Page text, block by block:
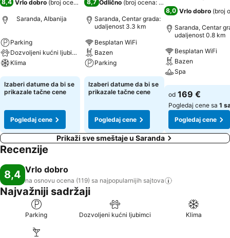
8,4 Vrlo dobro (broj ocena: 119)
Saranda, Albanija
Parking
Dozvoljeni kućni ljubimci
Klima
Pogledaj cene
Izaberi datume da bi se
prikazale tačne cene
Pogledaj cene
8,7 Odlično (broj ocena: 979
Saranda, Centar grada:
udaljenost 3.3 km
Besplatan WiFi
Bazen
Parking
Pogledaj cene
Izaberi datume da bi se
prikazale tačne cene
Pogledaj cene
8,0 Vrlo dobro (broj
Saranda, Centar
udaljenost 0.8 km
Besplatan WiFi
Bazen
Spa
Pogledaj cene
od 169 €
Pogledaj cene sa 1
Pogledaj cene
Prikaži sve smeštaje u Saranda
Recenzije
8,4 Vrlo dobro
na osnovu ocena (119) sa najpopularnijih sajtova
Najvažniji sadržaji
Parking Dozvoljeni kućni ljubimci Klima